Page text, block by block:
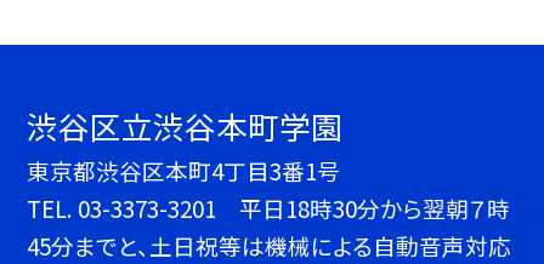
渋谷区立渋谷本町学園
東京都渋谷区本町4丁目3番1号
TEL. 03-3373-3201 平日18時30分から翌朝７時
45分までと、土日祝等は機械による自動音声対応